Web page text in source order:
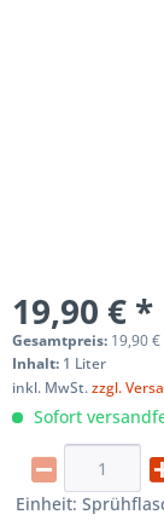
19,90 € *
Gesamtpreis: 19,90€
Inhalt: 1 Liter
inkl. MwSt.zzgl.
Sofort
Einheit: